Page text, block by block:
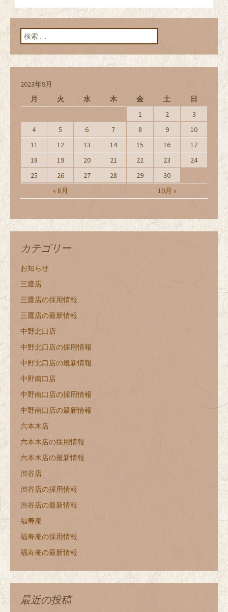
ン
検索:
2023年9月
月
火 水 木 金 土 日
« 8月 10月 »
1 2
3
4
5 6 7 8 9
10
11
12 13 14 15 16
17
18
19 20 21 22 23
24
25
26 27 28 29 30
カテゴリー
お知らせ
三鷹店
三鷹店の採用情報
三鷹店の最新情報
中野北口店
中野北口店の採用情報
中野北口店の最新情報
中野南口店
中野南口店の採用情報
中野南口店の最新情報
六本木店
六本木店の採用情報
六本木店の最新情報
渋谷店
渋谷店の採用情報
渋谷店の最新情報
福寿庵
福寿庵の採用情報
福寿庵の最新情報
最近の投稿